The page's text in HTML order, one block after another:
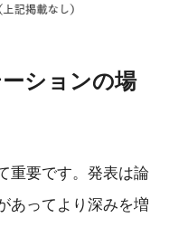
ションの場
重要です。発表は論
あってより深みを増